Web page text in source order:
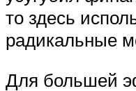
то здесь
радикальные
Для большей